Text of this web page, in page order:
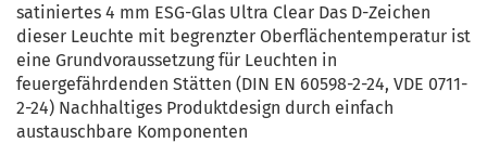
satiniertes 4 mm ESG-Glas Ultra Clear Das D-Zeichen
dieser Leuchte mit begrenzter Oberflächentemperatur ist
eine Grundvoraussetzung für Leuchten in
feuergefährdenden Stätten (DIN EN 60598-2-24, VDE 0711-
2-24) Nachhaltiges Produktdesign durch einfach
austauschbare Komponenten